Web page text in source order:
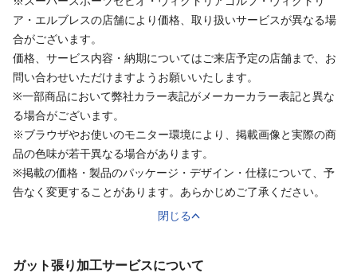
ア・エルブレスの店舗により価格、取り扱いサービスが異なる場
合がございます。
価格、サービス内容・納期についてはご来店予定の店舗まで、お
問い合わせいただけますようお願いいたします。
※一部商品において弊社カラー表記がメーカーカラー表記と異な
る場合がございます。
※ブラウザやお使いのモニター環境により、掲載画像と実際の商
品の色味が若干異なる場合があります。
※掲載の価格・製品のパッケージ・デザイン・仕様について、予
告なく変更することがあります。あらかじめご了承ください。
閉じる
ガット張り加工サービスについて